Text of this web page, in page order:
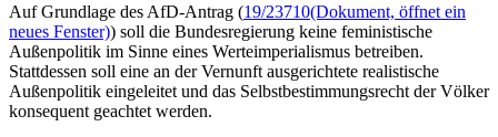
Auf Grundlage des AfD-Antrag (19/23710(Dokument, öffnet ein
neues Fenster)) soll die Bundesregierung keine feministische
Außenpolitik im Sinne eines Werteimperialismus betreiben.
Stattdessen soll eine an der Vernunft ausgerichtete realistische
Außenpolitik eingeleitet und das Selbstbestimmungsrecht der Völker
konsequent geachtet werden.